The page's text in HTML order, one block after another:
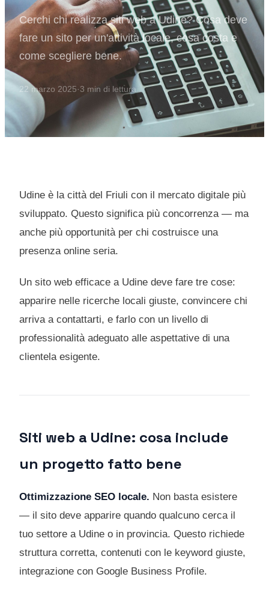
Cerchi chi realizza siti web a Udine? Cosa deve
fare un sito per un'attività locale, cosa costa e
come scegliere bene.
22 marzo 2025·3 min di lettura
Udine è la città del Friuli con il mercato digitale più
sviluppato. Questo significa più concorrenza — ma
anche più opportunità per chi costruisce una
presenza online seria.
Un sito web efficace a Udine deve fare tre cose:
apparire nelle ricerche locali giuste, convincere chi
arriva a contattarti, e farlo con un livello di
professionalità adeguato alle aspettative di una
clientela esigente.
Siti web a Udine: cosa include
un progetto fatto bene
Ottimizzazione SEO locale. Non basta esistere
— il sito deve apparire quando qualcuno cerca il
tuo settore a Udine o in provincia. Questo richiede
struttura corretta, contenuti con le keyword giuste,
integrazione con Google Business Profile.